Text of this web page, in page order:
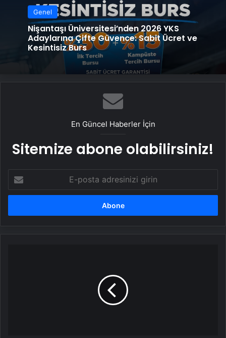
Genel
Nişantaşı Üniversitesi’nden 2026 YKS
Adaylarına Çifte Güvence: Sabit Ücret ve
Kesintisiz Burs
En Güncel Haberler İçin
Sitemize abone olabilirsiniz!
posta
adresinizi